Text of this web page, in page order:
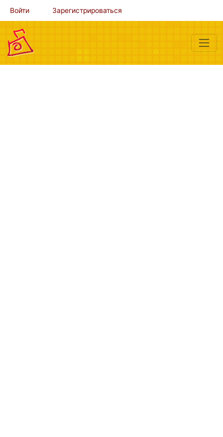
Войти Зарегистрироваться